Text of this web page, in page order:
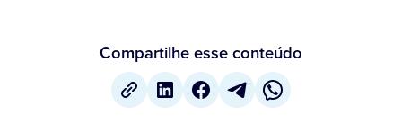
Compartilhe esse conteúdo